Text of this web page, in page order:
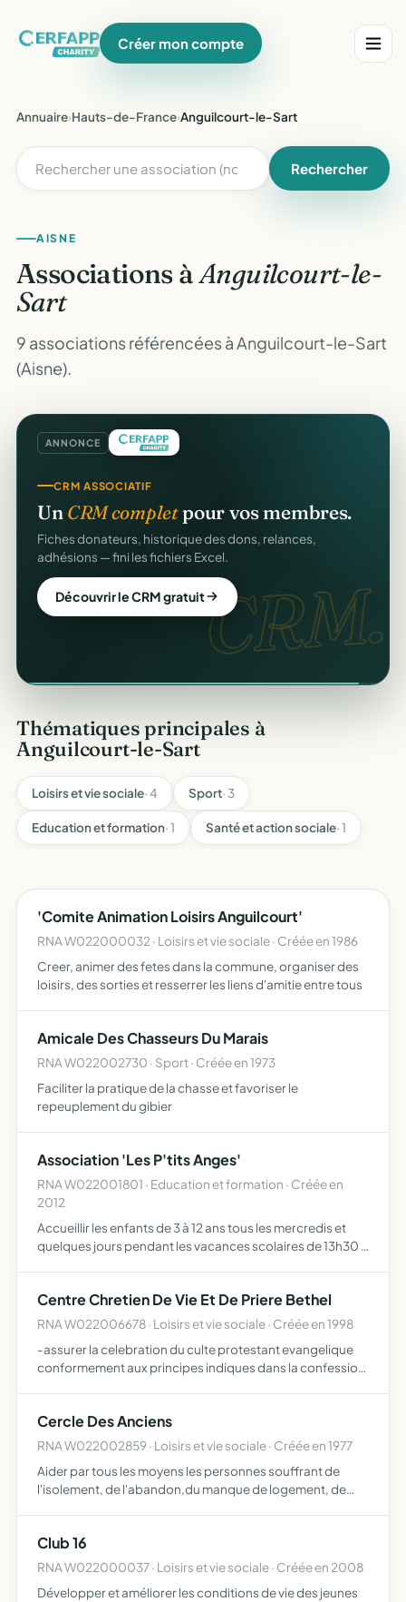
Créer mon compte
Annuaire›Hauts-de-France›Anguilcourt-le-Sart
Rechercher
AISNE
Associations àAnguilcourt-le-
Sart
9 associations référencées à Anguilcourt-le-Sart
(Aisne).
ANNONCE
GESTION D'ASSOCIATION
Gérez votre associationgratuitement
Membres, dons, événements, reçus — tout votre pilotage
au même endroit, sans rien payer.
Créer mon compte gratuitCRM.
CRM ASSOCIATIF
UnCRM completpour vos membres.
Fiches donateurs, historique des dons, relances,
adhésions — fini les fichiers Excel.
Découvrir le CRM gratuit
Thématiques principales à
Anguilcourt-le-Sart
Loisirs et vie sociale· 4 Sport· 3
Education et formation· 1 Santé et action sociale· 1
'Comite Animation Loisirs Anguilcourt'
RNA W022000032 · Loisirs et vie sociale · Créée en 1986
Creer, animer des fetes dans la commune, organiser des
loisirs, des sorties et resserrer les liens d'amitie entre tous
Amicale Des Chasseurs Du Marais
RNA W022002730 · Sport · Créée en 1973
Faciliter la pratique de la chasse et favoriser le
repeuplement du gibier
Association 'Les P'tits Anges'
RNA W022001801 · Education et formation · Créée en
2012
Accueillir les enfants de 3 à 12 ans tous les mercredis et
quelques jours pendant les vacances scolaires de 13h30 à
Centre Chretien De Vie Et De Priere Bethel
RNA W022006678 · Loisirs et vie sociale · Créée en 1998
-assurer la celebration du culte protestant evangelique
conformement aux principes indiques dans la confession
Cercle Des Anciens
RNA W022002859 · Loisirs et vie sociale · Créée en 1977
Aider par tous les moyens les personnes souffrant de
l'isolement, de l'abandon,du manque de logement, de
Club 16
RNA W022000037 · Loisirs et vie sociale · Créée en 2008
Développer et améliorer les conditions de vie des jeunes